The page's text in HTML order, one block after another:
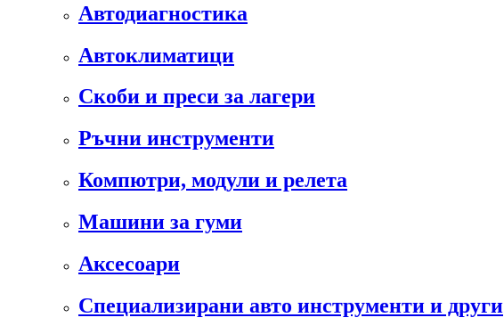
Автодиагностика
Автоклиматици
Скоби и преси за лагери
Ръчни инструменти
Компютри, модули и релета
Машини за гуми
Аксесоари
Специализирани авто инструменти и други